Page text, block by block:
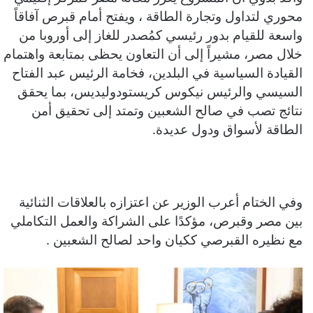
محوري لتداول وتجارة الطاقة ، ويفتح أمام قبرص آفاقاً
واسعة للقيام بدور رئيسي كمُصدر للغاز إلى أوروبا من
خلال مصر، مشيراً إلى أن التعاون يحظى بمتابعة واهتمام
القيادة السياسية في البلدين، فخامة الرئيس عبد الفتاح
السيسي والرئيس نيكوس كريستودوليديس، بما يحقق
نتائج تصب في صالح الشعبين وتمتد إلى تحقيق أمن
الطاقة لأسواق ودول عديدة.
وفي الختام أعرب الوزير عن اعتزازه بالعلاقات الثنائية
بين مصر وقبرص، مؤكدًا على الشراكة والعمل التكاملي
مع نظيره القبرصي ككيان واحد لصالح الشعبين .